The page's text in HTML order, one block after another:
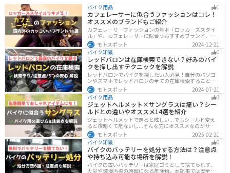
バイク用品 1
カフェレーサーに似合うファッションはコレ！
オススメのブランドもご紹介
カフェレーサーファッションの基本「ロッカーズスタイ
ル」や、カフェレーサーに似合うおすすめブランド、定
番アイテムを詳しく紹介。個性を引き立てるコーデのコ
ツや季節に合ったアイテム選び、愛車とのマッチング方
法も解説します。
モトスポット
2024-12-21
バイク知識
0
レッドバロンは在庫検索できない？好みのバイ
クを探し出すテクニックを解説
レッドバロンでバイクを探したい人必見！自分のパソコ
ンやスマホでレッドバロンの全ての在庫検索することは
不可能です。自分に合ったバイクを探すためには、店舗
に行きイントラネットで探してもらう必要があります。
その際の注意点や自分に合ったバイクを見つけるテクニ
ックをまとめました。
モトスポット
2024-07-21
バイク用品
3
ジェットヘルメット×サングラスは痛い？シー
ルドとの違いやオススメ14選を紹介
ジェットヘルメットで走ると眩しい...でもシールド変え
ると夜暗くて危ないし...そんな方にオススメなのがサン
グラスです！サングラスなら付け外しが自由で、眩しい
時だけ使えます。バイクを降りてからのファッションと
しても使えるおしゃれアイテムです。
モトスポット
2025-02-21
バイク知識
0
バイクのバッテリーを処分する方法は？注意点
や持ち込み可能な場所を解説！
バイクの古いバッテリーは家庭ゴミとして捨てられず、
火災や環境汚染の原因になる危険物。本記事では安全な